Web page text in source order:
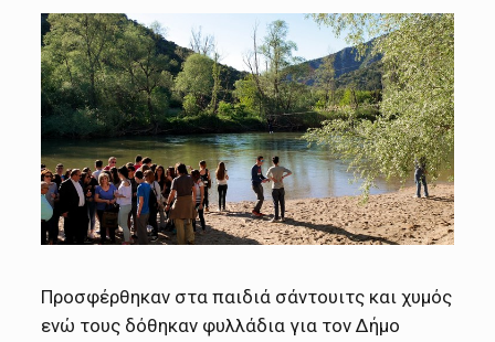
Προσφέρθηκαν στα παιδιά σάντουιτς και χυμός
ενώ τους δόθηκαν φυλλάδια για τον Δήμο